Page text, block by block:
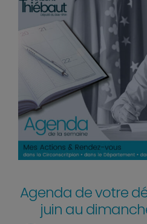
Agenda de votre
juin au